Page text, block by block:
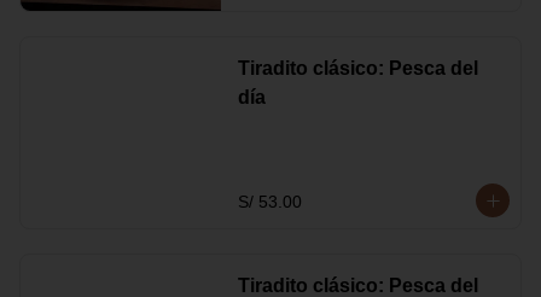
Tiradito clásico: Pesca del
día
S/ 53.00
Tiradito clásico: Pesca del